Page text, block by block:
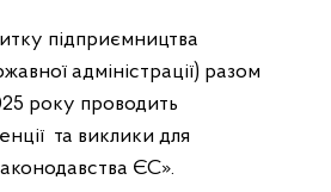
підприємництва
адміністрації) разом
року проводить
та виклики для
ЄС».